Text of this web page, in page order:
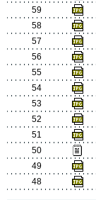
59
58
57
56
55
54
53
52
51
50
49
48